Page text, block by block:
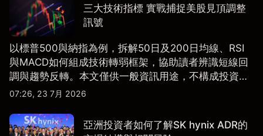
三大技術指標 實戰捕捉美股見頂調整
訊號
以標普500與納指為例，拆解50日及200日均線、RSI
與MACD如何組成技術轉弱框架，協助讀者辨識短線回
調與趨勢反轉。本文僅供一般資訊用途，不構成投資研
究、投資建議或任何交易推薦。
07:26, 23 7月 2026
亞洲投資者如何了解SK hynix ADR的